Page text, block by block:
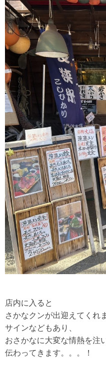
店内に入ると
さかなクンが出迎えてくれ
サインなどもあり、
おさかなに大変な情熱を注
伝わってきます。。。！